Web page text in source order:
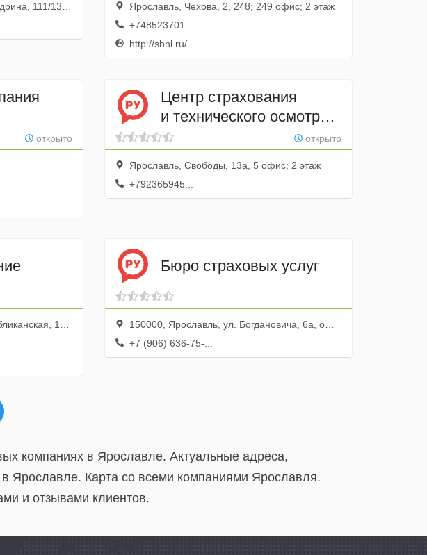
111/13, оф. 8
Ярославль, Чехова, 2, 248; 249 офис; 2 этаж
+748523701...
http://sbnl.ru/
открыто
Центр страхования
и технического осмотра
автомобилей
открыто
Ярославль, Свободы, 13а, 5 офис; 2 этаж
+792365945...
12/2
Бюро страховых услуг
150000, Ярославль, ул. Богдановича, 6а, оф. 220
+7 (906) 636-75-...
компаниях в Ярославле. Актуальные адреса,
Ярославле. Карта со всеми компаниями Ярославля.
и отзывами клиентов.